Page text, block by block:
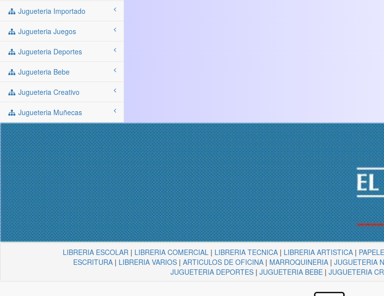
Jugueteria Importado
Jugueteria Juegos
Jugueteria Deportes
Jugueteria Bebe
Jugueteria Creativo
Jugueteria Muñecas
LIBRERIA ESCOLAR | LIBRERIA COMERCIAL | LIBRERIA TECNICA | LIBRERIA ARTISTICA |
ESCRITURA| LIBRERIA VARIOS| ARTICULOS DE OFICINA| MARROQUINERIA| JUGUETERIA
JUGUETERIA DEPORTES| JUGUETERIA BEBE| JUGUETERIA